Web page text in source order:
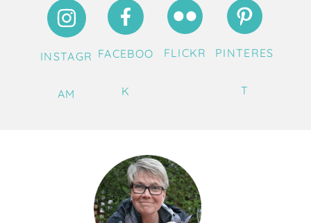
INSTAGR
AM
FACEBOO
K
FLICKR PINTERES
T